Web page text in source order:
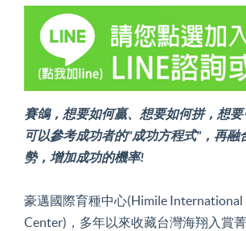
賽鴿，想要如何贏、想要如何拼，想要
可以參考成功者的"成功方程式"，再融
勢，增加成功的機率!
豪邁國際育種中心(Himile International
Center)，多年以來收藏台灣海翔入賞